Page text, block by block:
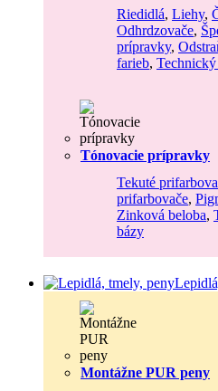
Riedidlá, Liehy,
Odhrdzovače,
prípravky,
farieb,
Tónovacie prípravky
Tekuté
prifarbovače,
Zinková beloba,
bázy
Montážne PUR peny